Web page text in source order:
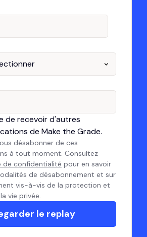
de recevoir d'autres
de Make the Grade.
désabonner de ces
à tout moment. Consultez
de confidentialité pour en savoir
de désabonnement et sur
vis-à-vis de la protection et
vie privée.